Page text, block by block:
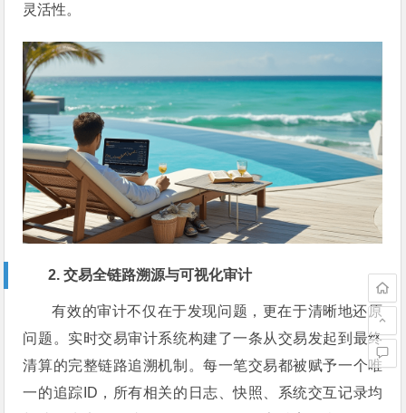
灵活性。
2. 交易全链路溯源与可视化审计
有效的审计不仅在于发现问题，更在于清晰地还原
问题。实时交易审计系统构建了一条从交易发起到最终
清算的完整链路追溯机制。每一笔交易都被赋予一个唯
一的追踪ID，所有相关的日志、快照、系统交互记录均